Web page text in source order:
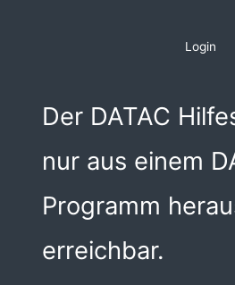
Login
Der DATAC
nur aus einem
Programm
erreichbar.